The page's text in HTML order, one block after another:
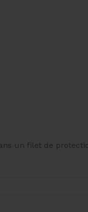
un filet de